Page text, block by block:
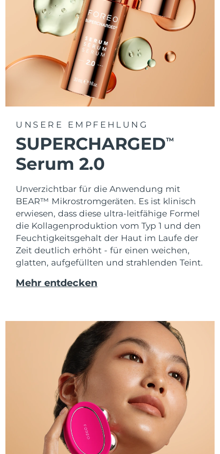
UNSERE EMPFEHLUNG
SUPERCHARGEDTM
Serum 2.0
Unverzichtbar für die Anwendung mit
BEAR™ Mikrostromgeräten. Es ist klinisch
erwiesen, dass diese ultra-leitfähige Formel
die Kollagenproduktion vom Typ 1 und den
Feuchtigkeitsgehalt der Haut im Laufe der
Zeit deutlich erhöht - für einen weichen,
glatten, aufgefüllten und strahlenden Teint.
Mehr entdecken